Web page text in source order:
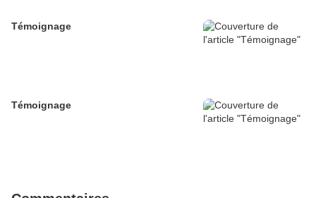
Témoignage
Témoignage